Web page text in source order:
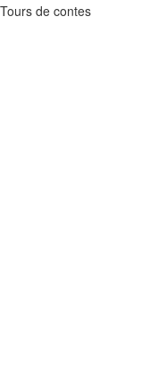
Tours de contes